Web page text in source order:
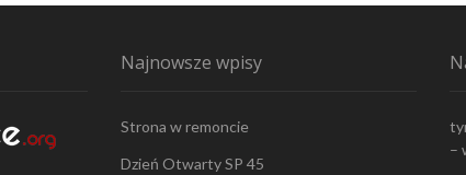
Najnowsze wpisy
Strona w remoncie
Dzień Otwarty SP 45
–